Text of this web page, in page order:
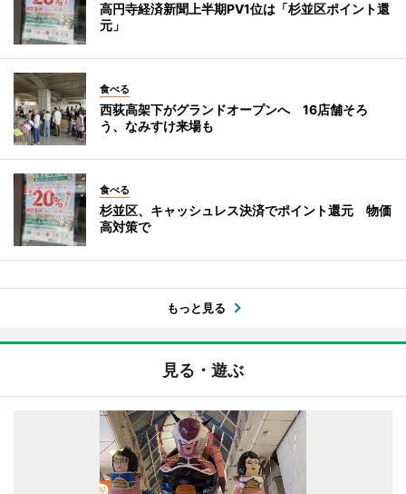
高円寺経済新聞上半期PV1位は「杉並区ポイント還
元」
食べる
西荻高架下がグランドオープンへ 16店舗そろ
う、なみすけ来場も
食べる
杉並区、キャッシュレス決済でポイント還元 物価
高対策で
もっと見る
見る・遊ぶ